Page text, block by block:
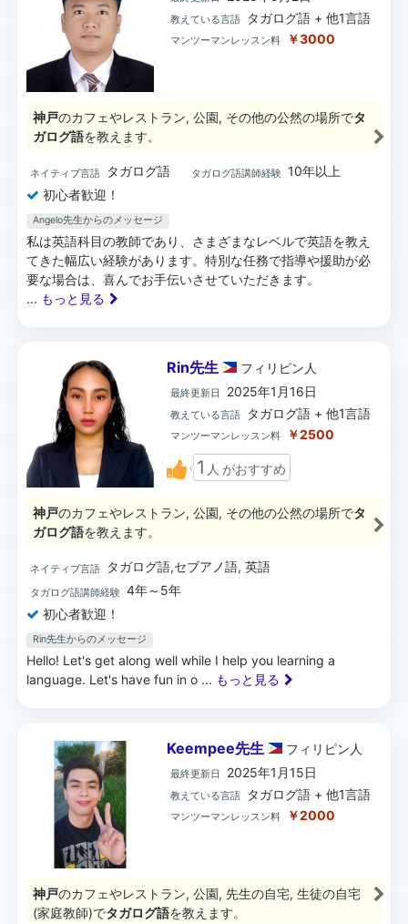
教えている言語 タガログ語 + 他1言語
マンツーマンレッスン料 ￥3000
神戸のカフェやレストラン, 公園, その他の公然の場所でタ
ガログ語を教えます。
ネイティブ言語 タガログ語 タガログ語講師経験 10年以上
初心者歓迎！
Angelo先生からのメッセージ
私は英語科目の教師であり、さまざまなレベルで英語を教え
てきた幅広い経験があります。特別な任務で指導や援助が必
要な場合は、喜んでお手伝いさせていただきます。
... もっと見る
Rin先生 フィリピン 人
最終更新日 2025年1月16日
教えている言語 タガログ語 + 他1言語
マンツーマンレッスン料 ￥2500
1 人 がおすすめ
神戸のカフェやレストラン, 公園, その他の公然の場所でタ
ガログ語を教えます。
ネイティブ言語 タガログ語,セブアノ語, 英語
タガログ語講師経験 4年～5年
初心者歓迎！
Rin先生からのメッセージ
Hello! Let's get along well while I help you learning a
language. Let's have fun in o ... もっと見る
Keempee先生 フィリピン 人
最終更新日 2025年1月15日
教えている言語 タガログ語 + 他1言語
マンツーマンレッスン料 ￥2000
神戸のカフェやレストラン, 公園, 先生の自宅, 生徒の自宅
(家庭教師)でタガログ語を教えます。